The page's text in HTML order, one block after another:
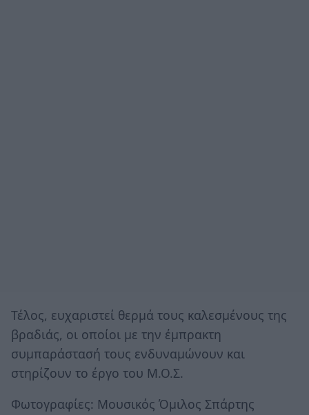
Τέλος, ευχαριστεί θερμά τους καλεσμένους της
βραδιάς, οι οποίοι με την έμπρακτη
συμπαράστασή τους ενδυναμώνουν και
στηρίζουν το έργο του Μ.Ο.Σ.
Φωτογραφίες: Μουσικός Όμιλος Σπάρτης